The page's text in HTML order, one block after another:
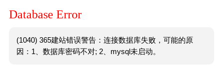
Database Error
(1040) 365建站错误警告：连接数据库失败，可能的原
因：1、数据库密码不对; 2、mysql未启动。